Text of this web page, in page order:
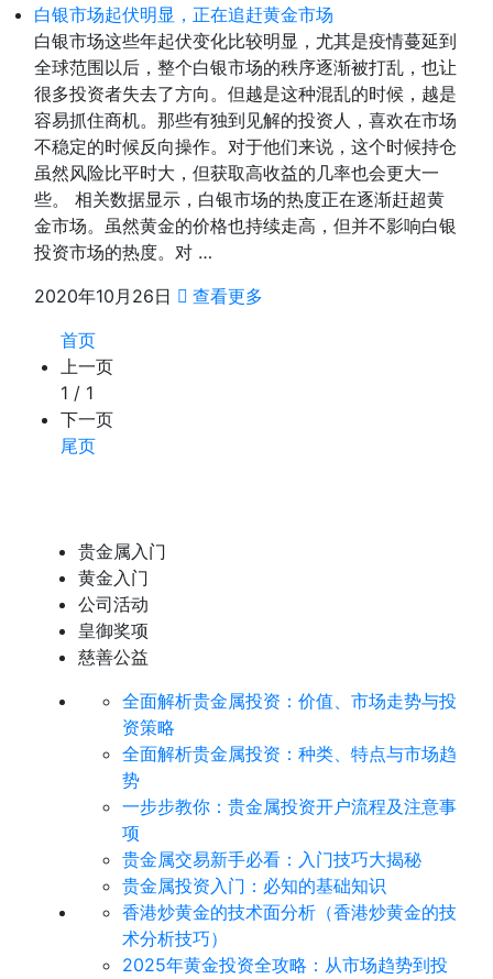
白银市场起伏明显，正在追赶黄金市场
白银市场这些年起伏变化比较明显，尤其是疫情蔓延到
全球范围以后，整个白银市场的秩序逐渐被打乱，也让
很多投资者失去了方向。但越是这种混乱的时候，越是
容易抓住商机。那些有独到见解的投资人，喜欢在市场
不稳定的时候反向操作。对于他们来说，这个时候持仓
虽然风险比平时大，但获取高收益的几率也会更大一
些。 相关数据显示，白银市场的热度正在逐渐赶超黄
金市场。虽然黄金的价格也持续走高，但并不影响白银
投资市场的热度。对 …
2020年10月26日
查看更多
首页
上一页
1 / 1
下一页
尾页
贵金属入门
黄金入门
公司活动
皇御奖项
慈善公益
全面解析贵金属投资：价值、市场走势与投
资策略
全面解析贵金属投资：种类、特点与市场趋
势
​一步步教你：贵金属投资开户流程及注意事
项
贵金属交易新手必看：入门技巧大揭秘
贵金属投资入门：必知的基础知识
香港炒黄金的技术面分析（香港炒黄金的技
术分析技巧）
2025年黄金投资全攻略：从市场趋势到投